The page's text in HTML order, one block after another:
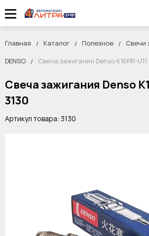
Главная Каталог Полезное
Свечи
DENSO
Свеча зажигания Denso K16PR-U11
Свеча зажигания Denso
3130
Артикул товара: 3130